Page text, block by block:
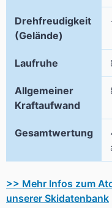
Drehfreudigkeit
(Gelände)
Laufruhe
Allgemeiner
Kraftaufwand
Gesamtwertung
>> Mehr Infos zum
unserer Skidatenbank